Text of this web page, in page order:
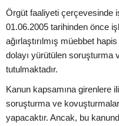
Örgüt faaliyeti çerçevesinde
01.06.2005 tarihinden önce
ağırlaştırılmış müebbet
dolayı yürütülen soruşturma
tutulmaktadır.
Kanun kapsamına girenlere
soruşturma ve
yapacaktır. Ancak, bu